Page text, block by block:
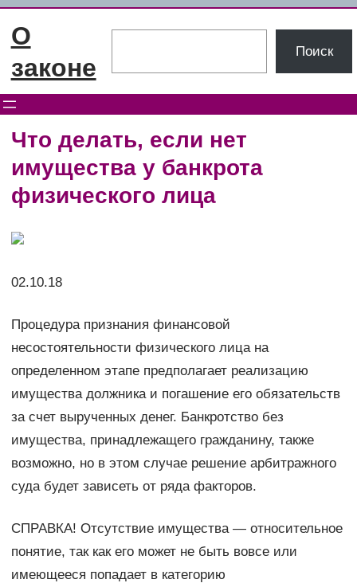
Перейти
О
законе
Поиск
Что делать, если нет
имущества у банкрота
физического лица
02.10.18
Процедура признания финансовой
несостоятельности физического лица на
определенном этапе предполагает реализацию
имущества должника и погашение его обязательств
за счет вырученных денег. Банкротство без
имущества, принадлежащего гражданину, также
возможно, но в этом случае решение арбитражного
суда будет зависеть от ряда факторов.
СПРАВКА! Отсутствие имущества — относительное
понятие, так как его может не быть вовсе или
имеющееся попадает в категорию